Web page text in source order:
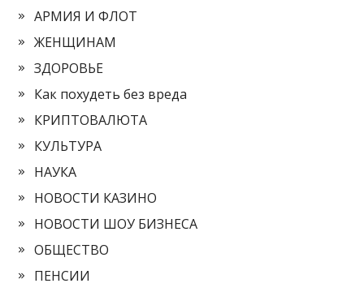
АРМИЯ И ФЛОТ
ЖЕНЩИНАМ
ЗДОРОВЬЕ
Как похудеть без вреда
КРИПТОВАЛЮТА
КУЛЬТУРА
НАУКА
НОВОСТИ КАЗИНО
НОВОСТИ ШОУ БИЗНЕСА
ОБЩЕСТВО
ПЕНСИИ